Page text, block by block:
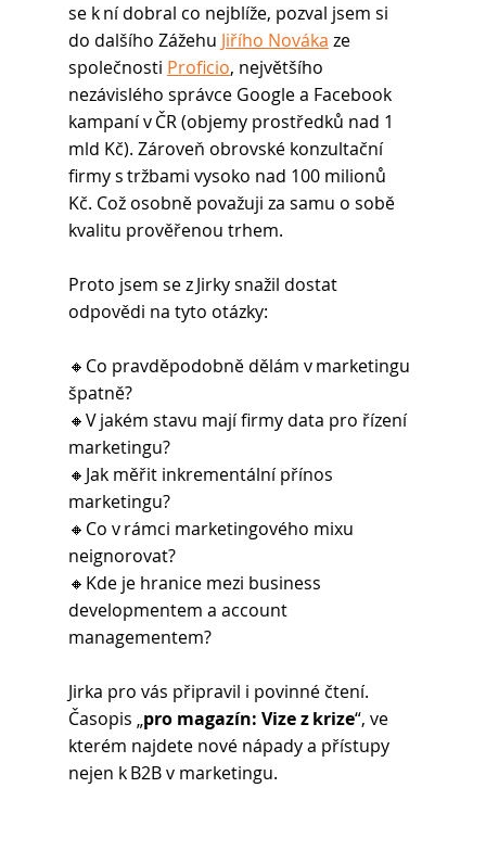
se k ní dobral co nejblíže, pozval jsem si
do dalšího Zážehu Jiřího Nováka ze
společnosti Proficio, největšího
nezávislého správce Google a Facebook
kampaní v ČR (objemy prostředků nad 1
mld Kč). Zároveň obrovské konzultační
firmy s tržbami vysoko nad 100 milionů
Kč. Což osobně považuji za samu o sobě
kvalitu prověřenou trhem.
Proto jsem se z Jirky snažil dostat
odpovědi na tyto otázky:
🔸Co pravděpodobně dělám v marketingu
špatně?
🔸V jakém stavu mají firmy data pro řízení
marketingu?
🔸Jak měřit inkrementální přínos
marketingu?
🔸Co v rámci marketingového mixu
neignorovat?
🔸Kde je hranice mezi business
developmentem a account
managementem?
Jirka pro vás připravil i povinné čtení.
Časopis „pro magazín: Vize z krize“, ve
kterém najdete nové nápady a přístupy
nejen k B2B v marketingu.